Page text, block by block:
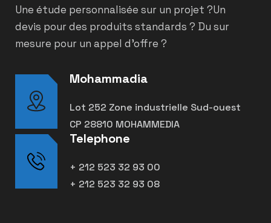
Une étude personnalisée sur un projet ?Un
devis pour des produits standards ? Du sur
mesure pour un appel d’offre ?
Mohammadia
Lot 252 Zone industrielle Sud-ouest
CP 28810 MOHAMMEDIA
Telephone
+ 212 523 32 93 00
+ 212 523 32 93 08